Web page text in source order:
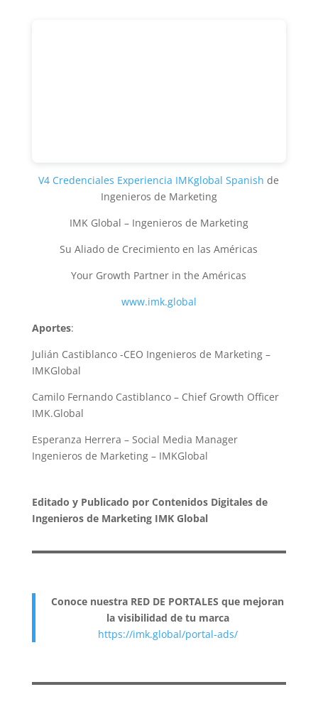
V4 Credenciales Experiencia IMKglobal Spanish de
Ingenieros de Marketing
IMK Global – Ingenieros de Marketing
Su Aliado de Crecimiento en las Américas
Your Growth Partner in the Américas
www.imk.global
Aportes:
Julián Castiblanco -CEO Ingenieros de Marketing –
IMKGlobal
Camilo Fernando Castiblanco – Chief Growth Officer
IMK.Global
Esperanza Herrera – Social Media Manager
Ingenieros de Marketing – IMKGlobal
Editado y Publicado por Contenidos Digitales de
Ingenieros de Marketing IMK Global
Conoce nuestra RED DE PORTALES que mejoran
la visibilidad de tu marca
https://imk.global/portal-ads/